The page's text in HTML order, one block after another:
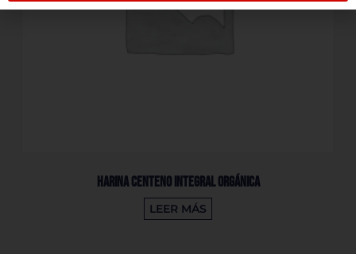
Harina Centeno Integral Orgánica
LEER MÁS